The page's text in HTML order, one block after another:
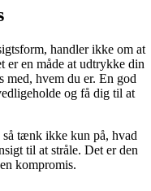
handler ikke om at
er en måde at udtrykke din
med, hvem du er. En god
og få dig til at
tænk ikke kun på, hvad
til at stråle. Det er den
kompromis.